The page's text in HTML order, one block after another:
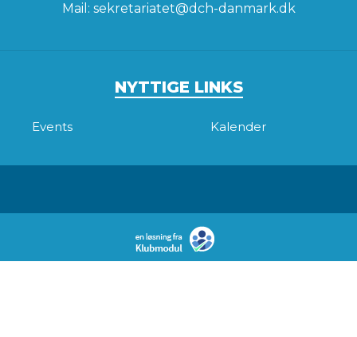
Mail: sekretariatet@dch-danmark.dk
NYTTIGE LINKS
Events Kalender